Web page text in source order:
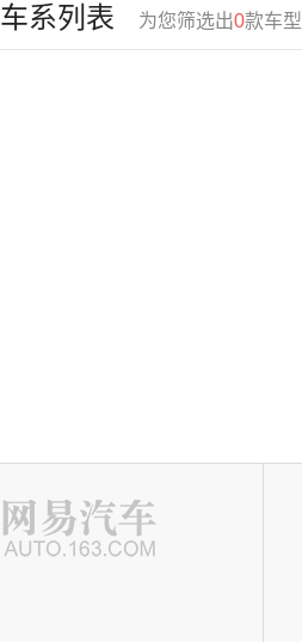
车系列表 为您筛选出0款车型